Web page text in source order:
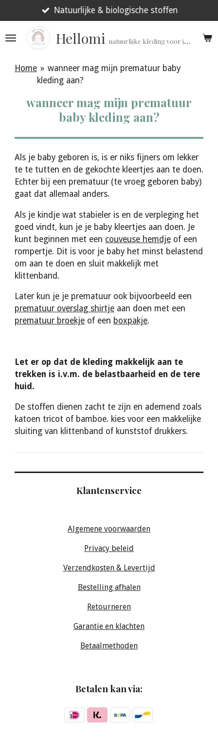
direct
naar
Hellomi natuurlijke kleding voor jouw prematuur!
Natuurlijke & biologische stoffen
Home » wanneer mag mijn prematuur baby
kleding aan?
wanneer mag mijn prematuur
baby kleding aan?
Als je baby geboren is, is er niks fijners om lekker
te te tutten en de gekochte kleertjes aan te doen.
Echter bij een prematuur (te vroeg geboren baby)
gaat dat allemaal anders.
Als je kindje wat stabieler is en de verpleging het
goed vindt, kun je je baby kleertjes aan doen. Je
kunt beginnen met een couveuse hemdje of een
rompertje. Dit is voor je baby het minst belastend
om aan te doen en sluit makkelijk met
klittenband.
Later kun je je prematuur ook bijvoorbeeld een
prematuur overslag shirtje aan doen met een
prematuur broekje of een boxpakje.
Let er op dat de kleding makkelijk aan te
trekken is i.v.m. de belastbaarheid en de tere
huid.
De stoffen dienen zacht te zijn en ademend zoals
katoen tricot of bamboe. kies voor een makkelijke
sluiting van klittenband of kunststof drukkers.
Klantenservice
Algemene voorwaarden
Privacy beleid
Verzendkosten & Levertijd
Bestelling afhalen
Retourneren
Garantie en klachten
Betaalmethoden
Betalen kan via: